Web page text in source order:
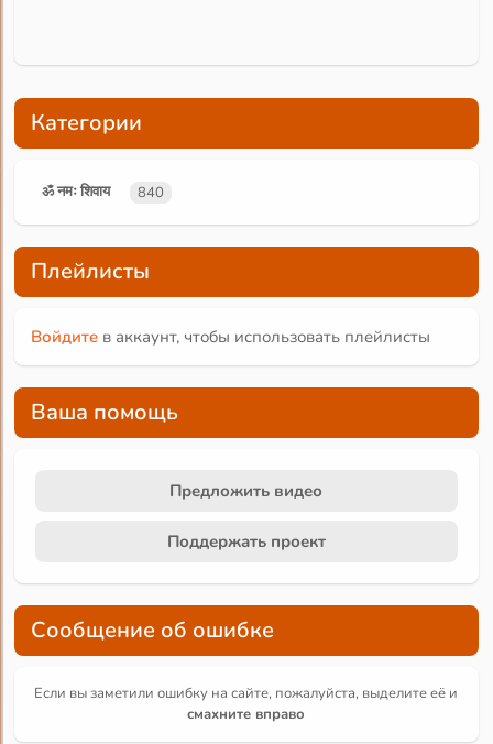
Категории
ॐ नमः शिवाय 840
Плейлисты
Войдите в аккаунт, чтобы использовать плейлисты
Ваша помощь
Предложить видео
Поддержать проект
Сообщение об ошибке
Если вы заметили ошибку на сайте, пожалуйста, выделите её и
смахните вправо